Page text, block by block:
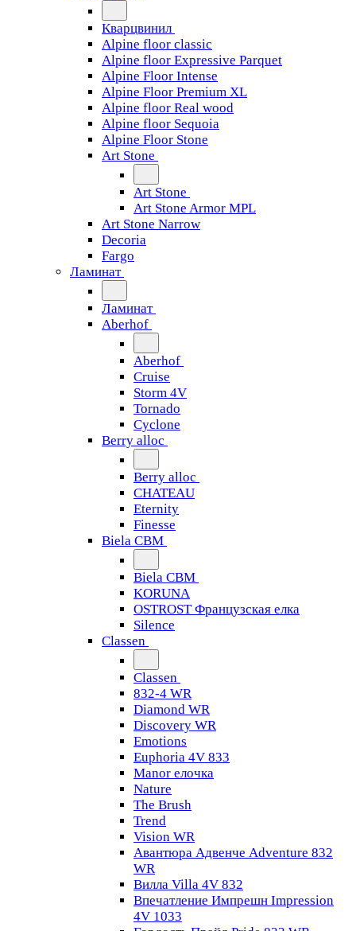
Кварцвинил
Alpine floor classic
Alpine floor Expressive Parquet
Alpine Floor Intense
Alpine Floor Premium XL
Alpine floor Real wood
Alpine floor Sequoia
Alpine Floor Stone
Art Stone
Art Stone
Art Stone Armor MPL
Art Stone Narrow
Decoria
Fargo
Ламинат
Ламинат
Aberhof
Aberhof
Cruise
Storm 4V
Tornado
Сyclone
Berry alloc
Berry alloc
CHATEAU
Eternity
Finesse
Biela CBM
Biela CBM
KORUNA
OSTROST Французская елка
Silence
Classen
Classen
832-4 WR
Diamond WR
Discovery WR
Emotions
Euphoria 4V 833
Manor елочка
Nature
The Brush
Trend
Vision WR
Авантюра Адвенче Adventure 832
WR
Вилла Villa 4V 832
Впечатление Импрешн Impression
4V 1033